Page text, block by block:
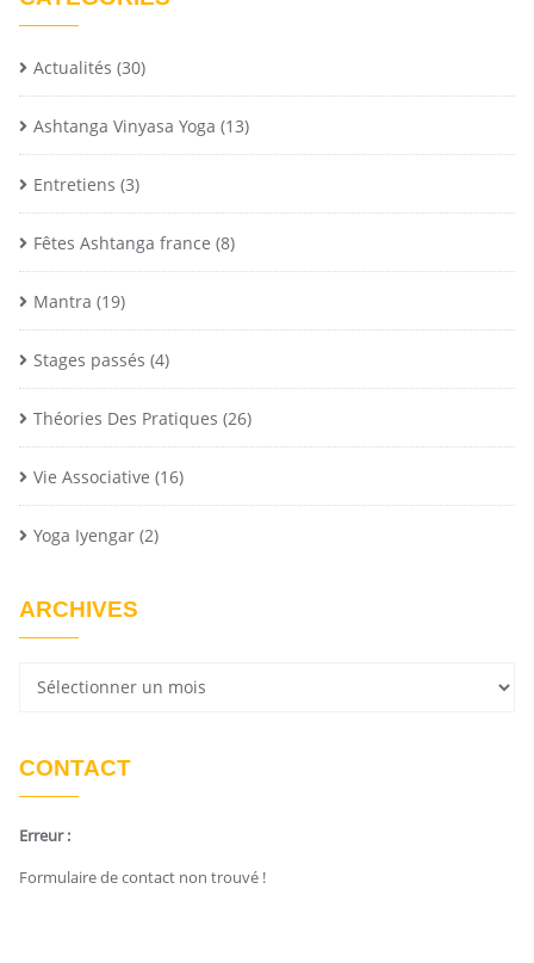
Actualités (30)
Ashtanga Vinyasa Yoga (13)
Entretiens (3)
Fêtes Ashtanga france (8)
Mantra (19)
Stages passés (4)
Théories Des Pratiques (26)
Vie Associative (16)
Yoga Iyengar (2)
ARCHIVES
CONTACT
Erreur :
Formulaire de contact non trouvé !